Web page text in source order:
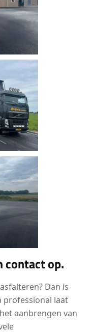
contact op.
Dan is
professional laat
aanbrengen van